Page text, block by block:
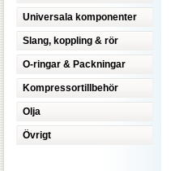
Universala komponenter
Slang, koppling & rör
O-ringar & Packningar
Kompressortillbehör
Olja
Övrigt